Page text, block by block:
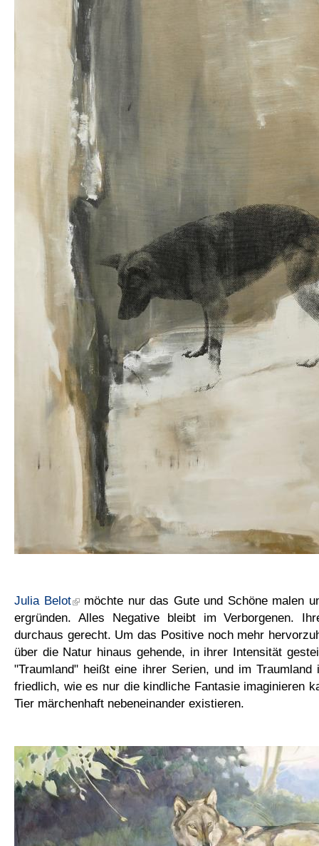
Julia Belot möchte nur das Gute und Schöne malen
ergründen. Alles Negative bleibt im Verborgenen.
durchaus gerecht. Um das Positive noch mehr
über die Natur hinaus gehende, in ihrer Intensität
"Traumland" heißt eine ihrer Serien, und im
friedlich, wie es nur die kindliche Fantasie imaginieren
Tier märchenhaft nebeneinander existieren.